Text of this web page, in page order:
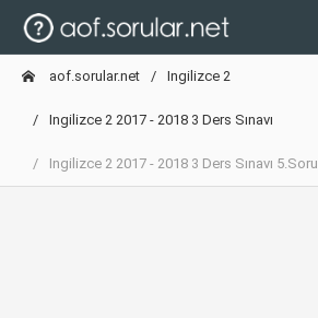
aof.sorular.net Ingilizce 2
Ingilizce 2 2017 - 2018 3 Ders Sınavı
Ingilizce 2 2017 - 2018 3 Ders Sınavı 5.Soru